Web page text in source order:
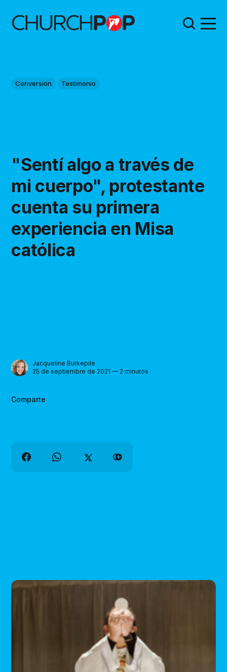
Conversión Testimonio
"Sentí algo a través de
mi cuerpo", protestante
cuenta su primera
experiencia en Misa
católica
Jacqueline Burkepile
25 de septiembre de 2021 — 2 minutos
Comparte